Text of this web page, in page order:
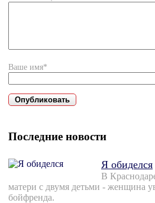
Ваше имя*
Последние новости
Я обиделся
В
матери с двумя детьми - женщина
бойфренда.